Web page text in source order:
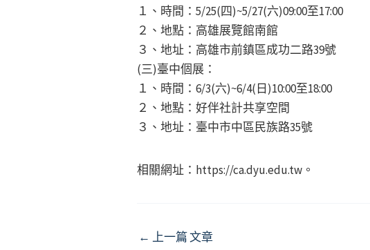
１、時間：5/25(四)~5/27(六)09:00至17:00
２、地點：高雄展覽館南館
３、地址：高雄市前鎮區成功二路39號
(三)臺中個展：
１、時間：6/3(六)~6/4(日)10:00至18:00
２、地點：好伴社計共享空間
３、地址：臺中市中區民族路35號
相關網址：https://ca.dyu.edu.tw。
Post
← 上一篇 文章